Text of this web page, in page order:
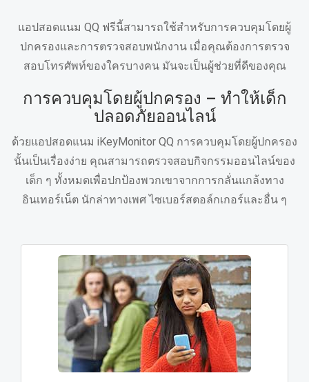
แอปสอดแนม QQ ฟรีนี้สามารถใช้สําหรับการควบคุมโดยผู้
ปกครองและการตรวจสอบพนักงาน เมื่อคุณต้องการตรวจ
สอบโทรศัพท์ของใครบางคน มันจะเป็นผู้ช่วยที่ดีของคุณ
การควบคุมโดยผู้ปกครอง – ทําให้เด็ก
ปลอดภัยออนไลน์
ด้วยแอปสอดแนม iKeyMonitor QQ การควบคุมโดยผู้ปกครอง
นั้นเป็นเรื่องง่าย คุณสามารถตรวจสอบกิจกรรมออนไลน์ของ
เด็ก ๆ ทั้งหมดเพื่อปกป้องพวกเขาจากการกลั่นแกล้งทาง
อินเทอร์เน็ต นักล่าทางเพศ ไซเบอร์สตอล์กเกอร์และอื่น ๆ